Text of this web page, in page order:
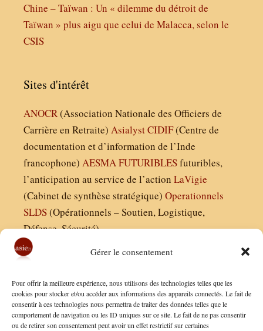
Gérer le consentement
Pour offrir la meilleure expérience, nous utilisons des technologies telles que les
cookies pour stocker et/ou accéder aux informations des appareils connectés. Le fait de
consentir à ces technologies nous permettra de traiter des données telles que le
comportement de navigation ou les ID uniques sur ce site. Le fait de ne pas consentir
ou de retirer son consentement peut avoir un effet restrictif sur certaines
Chine – Taïwan : Un « dilemme du détroit de
Taïwan » plus aigu que celui de Malacca, selon le
CSIS
Sites d'intérêt
ANOCR (Association Nationale des Officiers de
Carrière en Retraite) AsialystCIDIF(Centre de
documentation et d’information de l’Inde
francophone) AESMA FUTURIBLESfuturibles,
l’anticipation au service de l’action LaVigie
(Cabinet de synthèse stratégique) Operationnels
SLDS(Opérationnels – Soutien, Logistique,
Défense, Sécurité)
Finaldées EURL
Siège social : 13 avenue Boudon, 75016, Paris
Nous contacter